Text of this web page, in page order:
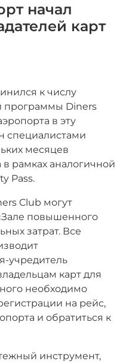
начал
карт
к числу
программы Diners
в эту
специалистами
месяцев
рамках аналогичной
Pass.
Club могут
повышенного
затрат. Все
учредитель
карт для
необходимо
на рейс,
и обратиться к
инструмент,